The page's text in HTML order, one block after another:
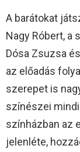
A barátokat
Nagy Róbert, a
Dósa Zsuzsa
az előadás
szerepet is
színészei
színházban az
jelenléte,